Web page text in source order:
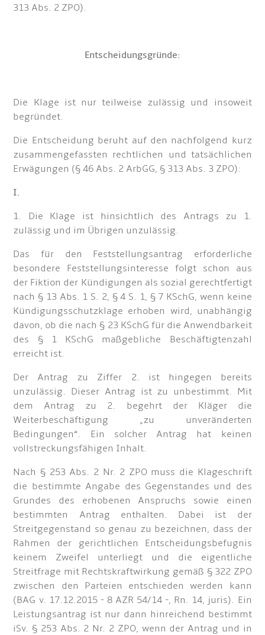
313 Abs. 2 ZPO).
Entscheidungsgründe:
Die Klage ist nur teilweise zulässig und insoweit
begründet.
Die Entscheidung beruht auf den nachfolgend kurz
zusammengefassten rechtlichen und tatsächlichen
Erwägungen (§ 46 Abs. 2 ArbGG, § 313 Abs. 3 ZPO):
I.
1. Die Klage ist hinsichtlich des Antrags zu 1.
zulässig und im Übrigen unzulässig.
Das für den Feststellungsantrag erforderliche
besondere Feststellungsinteresse folgt schon aus
der Fiktion der Kündigungen als sozial gerechtfertigt
nach § 13 Abs. 1 S. 2, § 4 S. 1, § 7 KSchG, wenn keine
Kündigungsschutzklage erhoben wird, unabhängig
davon, ob die nach § 23 KSchG für die Anwendbarkeit
des § 1 KSchG maßgebliche Beschäftigtenzahl
erreicht ist.
Der Antrag zu Ziffer 2. ist hingegen bereits
unzulässig. Dieser Antrag ist zu unbestimmt. Mit
dem Antrag zu 2. begehrt der Kläger die
Weiterbeschäftigung „zu unveränderten
Bedingungen“. Ein solcher Antrag hat keinen
vollstreckungsfähigen Inhalt.
Nach § 253 Abs. 2 Nr. 2 ZPO muss die Klageschrift
die bestimmte Angabe des Gegenstandes und des
Grundes des erhobenen Anspruchs sowie einen
bestimmten Antrag enthalten. Dabei ist der
Streitgegenstand so genau zu bezeichnen, dass der
Rahmen der gerichtlichen Entscheidungsbefugnis
keinem Zweifel unterliegt und die eigentliche
Streitfrage mit Rechtskraftwirkung gemäß § 322 ZPO
zwischen den Parteien entschieden werden kann
(BAG v. 17.12.2015 - 8 AZR 54/14 -, Rn. 14, juris). Ein
Leistungsantrag ist nur dann hinreichend bestimmt
iSv. § 253 Abs. 2 Nr. 2 ZPO, wenn der Antrag und in